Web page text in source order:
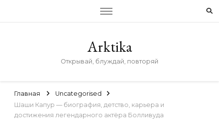
Arktika
Открывай, блуждай, повторяй
Главная
Uncategorised
Шаши Капур — биография, детство, карьера и
достижения легендарного актёра Болливуда